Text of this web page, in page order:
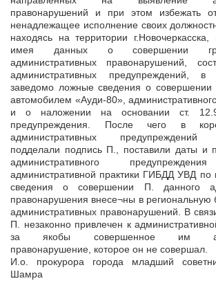
правонарушений и при этом избежать
ненадлежащее исполнение своих
находясь на территории
имея данных о совершении
административных правонарушений,
административных предупреждений, в
заведомо ложные сведения о
автомобилем «Ауди-80»,
и о наложении на основании ст.
предупреждения. После чего в
административных предупреждений
подделали подпись П., поставили даты и
административного
административной практики ГИБДД УВД по
сведения о совершении П. данного
правонарушения внесе¬ны в региональную
административных правонарушений. В
П. незаконно привлечен к
за якобы совершенное им
правонарушение, которое он не совершал.
И.о. прокурора города младший
Шамра